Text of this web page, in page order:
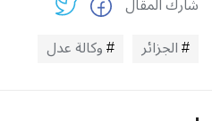
الجزائر
وكالة عدل